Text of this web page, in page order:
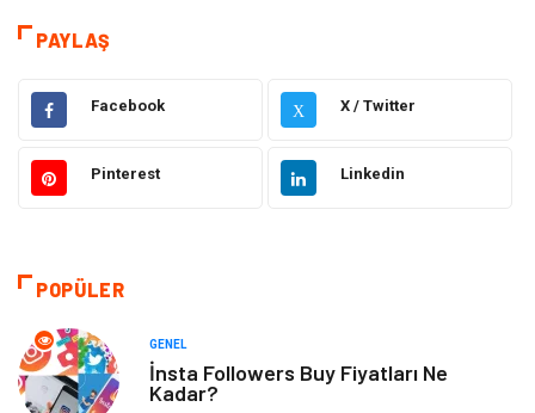
Teknoloji & İnternet
Elektrik & Elektronik Eğitim
Gıda Estetik ve Güzellik
Otomotiv
Giyim
Cilt ve Deri Hastalıkları
PAYLAŞ
Facebook X X / Twitter
Pinterest Linkedin
POPÜLER
GENEL
İnsta Followers Buy Fiyatları Ne
Kadar?